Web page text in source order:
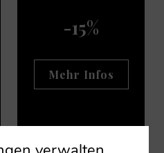
-15%
Mehr Infos